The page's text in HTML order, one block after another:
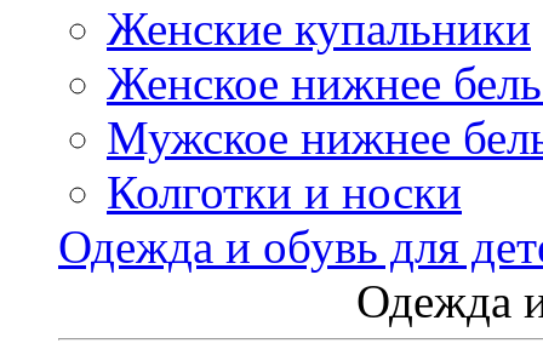
Женские купальники
Женское нижнее
Мужское нижнее
Колготки и носки
Одежда и обувь для
Одежда